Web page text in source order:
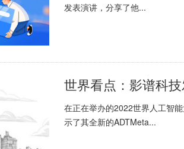
发表演讲，分享了他...
在正在举办的2022世界人工智
示了其全新的ADTMeta...